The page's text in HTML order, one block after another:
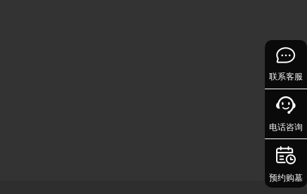
联系客服
电话咨询
预约购墓